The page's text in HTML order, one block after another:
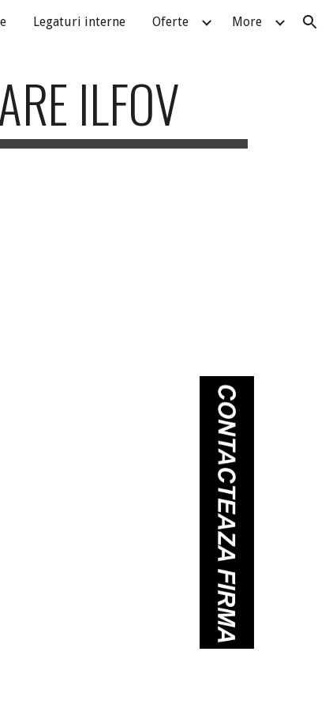
Legaturi interne Oferte More
ILFOV